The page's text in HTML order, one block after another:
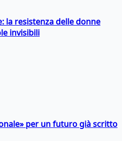
la resistenza delle donne
invisibili
per un futuro già scritto